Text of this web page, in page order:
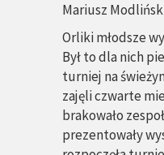
Mariusz
Orliki młodsze
Był to dla nich
turniej na
zajęli czwarte
brakowało
prezentowały